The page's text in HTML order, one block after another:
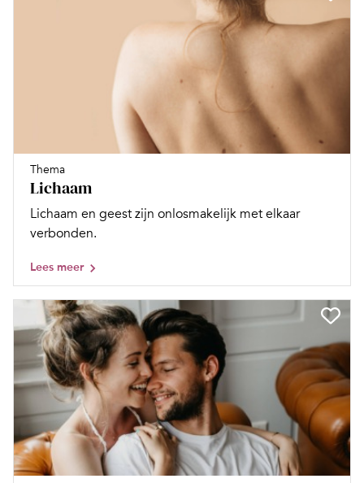
Thema
Lichaam
Lichaam en geest zijn onlosmakelijk met elkaar
verbonden.
Lees meer